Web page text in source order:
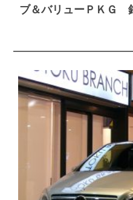
ブ＆バリューＰＫＧ